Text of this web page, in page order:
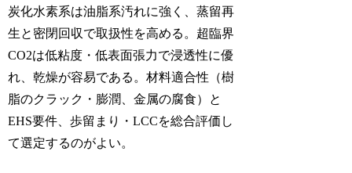
炭化水素系は油脂系汚れに強く、蒸留再
生と密閉回収で取扱性を高める。超臨界
CO2は低粘度・低表面張力で浸透性に優
れ、乾燥が容易である。材料適合性（樹
脂のクラック・膨潤、金属の腐食）と
EHS要件、歩留まり・LCCを総合評価し
て選定するのがよい。